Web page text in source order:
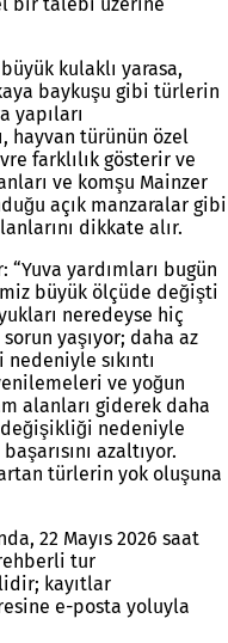
bir talebi üzerine
kulaklı yarasa,
baykuşu gibi türlerin
hayvan türünün özel
farklılık gösterir ve
ve komşu Mainzer
açık manzaralar gibi
dikkate alır.
yardımları bugün
büyük ölçüde değişti
neredeyse hiç
yaşıyor; daha az
sıkıntı
ve yoğun
alanları giderek daha
nedeniyle
azaltıyor.
türlerin yok oluşuna
22 Mayıs 2026 saat
tur
kayıtlar
e-posta yoluyla